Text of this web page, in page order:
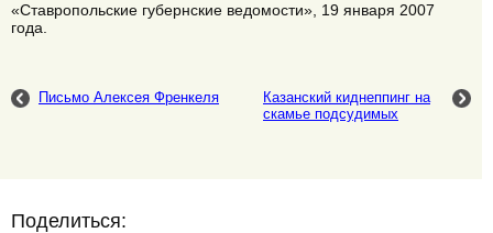
«Ставропольские губернские ведомости», 19 января 2007
года.
Письмо Алексея Френкеля
Казанский киднеппинг на
скамье подсудимых
Поделиться: